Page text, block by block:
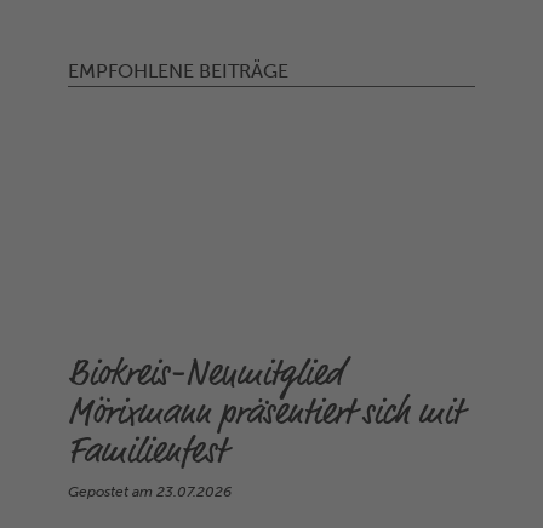
EMPFOHLENE BEITRÄGE
Biokreis-Neumitglied
Mörixmann präsentiert sich mit
Familienfest
Gepostet am 23.07.2026